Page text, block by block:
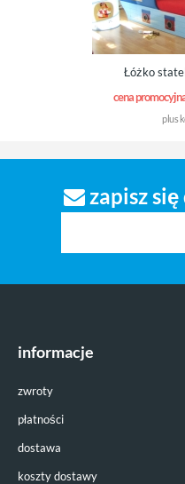
Łóżko
cena
plus
zapisz
informacje
zwroty
płatności
dostawa
koszty dostawy